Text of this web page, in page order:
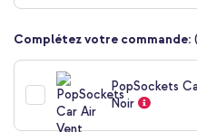
de
la
Galerie
d’images
Complétez votre commande:
PopSockets
Noir